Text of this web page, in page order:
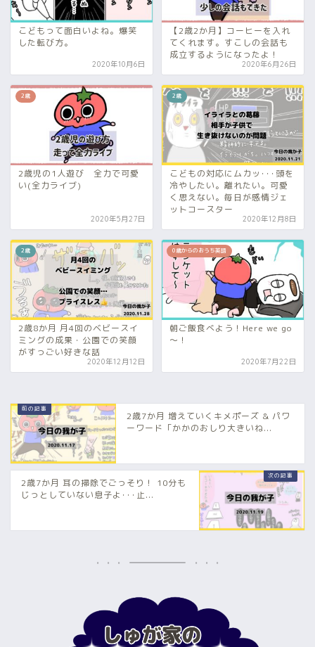
こどもって面白いよね。爆笑
した転び方。
2020年10月6日
【2歳2か月】コーヒーを入れ
てくれます。すこしの会話も
成立するようになったよ！
2020年6月26日
2歳
2歳児の1人遊び 全力で可愛
い(全力ライブ)
2020年5月27日
2歳
こどもの対応にムカッ･･･頭を
冷やしたい。離れたい。可愛
く思えない。毎日が感情ジェ
ットコースター
2020年12月8日
2歳
2歳8か月 月4回のベビースイ
ミングの成果・公園での笑顔
がすっごい好きな話
2020年12月12日
0歳からのおうち英語
朝ご飯食べよう！Here we go
～！
2020年7月22日
2歳7か月 増えていくキメポーズ & パワ
ーワード「かかのおしり大きいね...
2歳7か月 耳の掃除でごっそり！ 10分も
じっとしていない息子よ･･･止...